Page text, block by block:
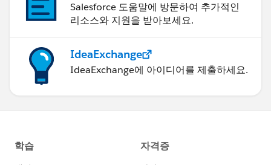
Salesforce 도움말에 방문하여 추가적인
리소스와 지원을 받아보세요.
IdeaExchange
IdeaExchange에 아이디어를 제출하세요.